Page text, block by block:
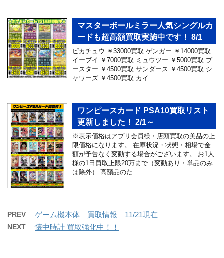
マスターボールミラー人気シングルカ
ードも超高額買取実施中です！ 8/1
ピカチュウ ￥33000買取 ゲンガー ￥14000買取
イーブイ ￥7000買取 ミュウツー ￥5000買取 ブ
ースター ￥4500買取 サンダース ￥4500買取 シ
ャワーズ ￥4500買取 カイ …
ワンピースカード PSA10買取リスト
更新しました！ 2/1～
※表示価格はアプリ会員様・店頭買取の美品の上
限価格になります。 在庫状況・状態・相場で金
額が予告なく変動する場合がございます。 お1人
様の1日買取上限20万まで（変動あり・単品のみ
は除外） 高額品のた …
PREV ゲーム機本体 買取情報 11/21現在
NEXT 懐中時計 買取強化中！！